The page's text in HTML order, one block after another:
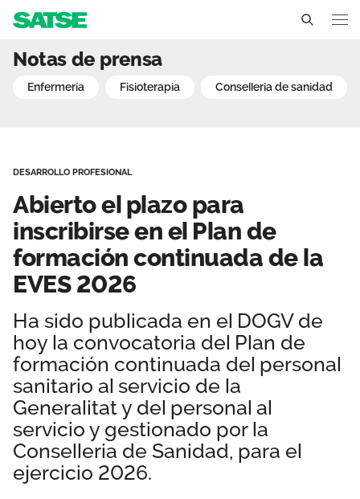
Delegados Sindicales
Estructura organizativa
Transparencia
Secciones sindicales
Servicios
Actualidad
Temas
Sala de prensa
Normativa
Publicaciones
Vídeos
Comunidad Valenciana
Contáctanos
Área privada
Únete
Abierto el plazo para
Notas de prensa
enfermería fisioterapia conselleria de sanidad
DESARROLLO PROFESIONAL
Abierto el plazo para
inscribirse en el Plan de
formación continuada de la
EVES 2026
Ha sido publicada en el DOGV de
hoy la convocatoria del Plan de
formación continuada del personal
sanitario al servicio de la
Generalitat y del personal al
servicio y gestionado por la
Conselleria de Sanidad, para el
ejercicio 2026.